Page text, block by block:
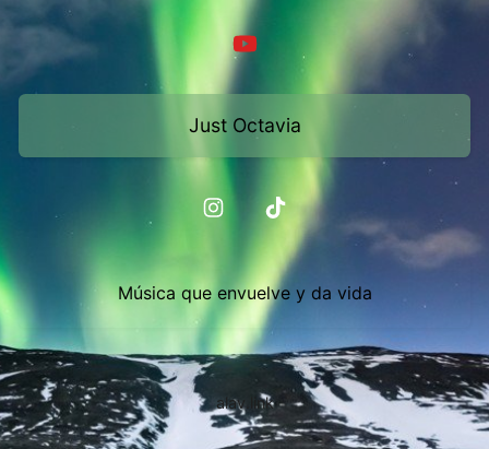
Just Octavia
Música que envuelve y da vida
alav.link